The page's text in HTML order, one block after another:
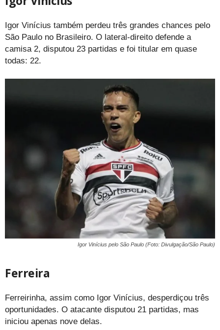
Igor Vinícius também perdeu três grandes chances pelo
São Paulo no Brasileiro. O lateral-direito defende a
camisa 2, disputou 23 partidas e foi titular em quase
todas: 22.
Igor Vinícius pelo São Paulo (Foto: Divulgação/São Paulo)
Ferreira
Ferreirinha, assim como Igor Vinícius, desperdiçou três
oportunidades. O atacante disputou 21 partidas, mas
iniciou apenas nove delas.